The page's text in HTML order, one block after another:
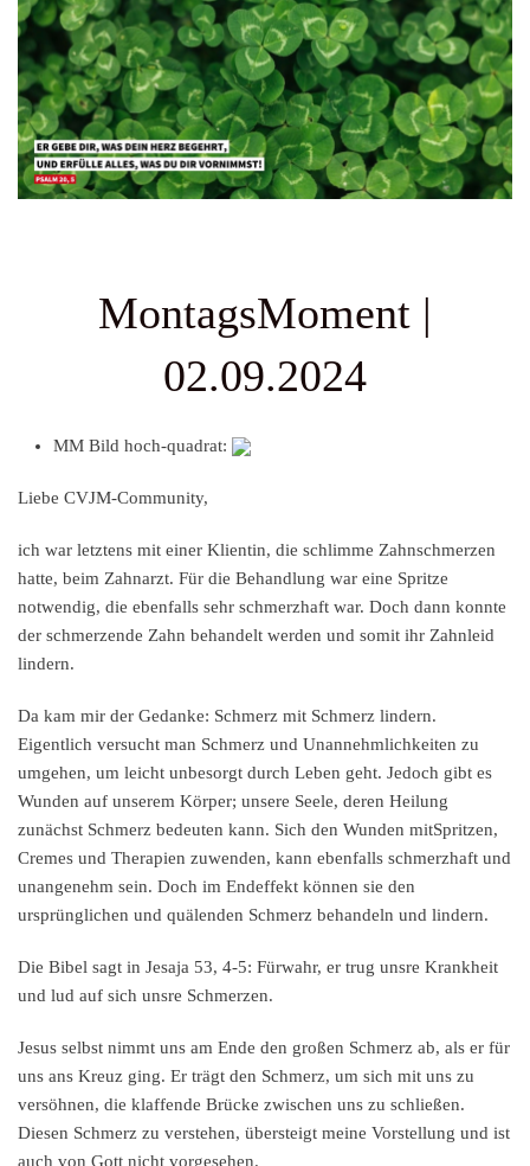
MontagsMoment |
02.09.2024
MM Bild hoch-quadrat:
Liebe CVJM-Community,
ich war letztens mit einer Klientin, die schlimme Zahnschmerzen
hatte, beim Zahnarzt. Für die Behandlung war eine Spritze
notwendig, die ebenfalls sehr schmerzhaft war. Doch dann konnte
der schmerzende Zahn behandelt werden und somit ihr Zahnleid
lindern.
Da kam mir der Gedanke: Schmerz mit Schmerz lindern.
Eigentlich versucht man Schmerz und Unannehmlichkeiten zu
umgehen, um leicht unbesorgt durch Leben geht. Jedoch gibt es
Wunden auf unserem Körper; unsere Seele, deren Heilung
zunächst Schmerz bedeuten kann. Sich den Wunden mitSpritzen,
Cremes und Therapien zuwenden, kann ebenfalls schmerzhaft und
unangenehm sein. Doch im Endeffekt können sie den
ursprünglichen und quälenden Schmerz behandeln und lindern.
Die Bibel sagt in Jesaja 53, 4-5: Fürwahr, er trug unsre Krankheit
und lud auf sich unsre Schmerzen.
Jesus selbst nimmt uns am Ende den großen Schmerz ab, als er für
uns ans Kreuz ging. Er trägt den Schmerz, um sich mit uns zu
versöhnen, die klaffende Brücke zwischen uns zu schließen.
Diesen Schmerz zu verstehen, übersteigt meine Vorstellung und ist
auch von Gott nicht vorgesehen.